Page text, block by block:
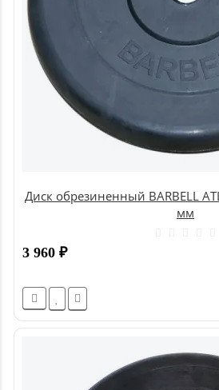
Диск обрезиненный BARBELL
мм
3 960 ₽